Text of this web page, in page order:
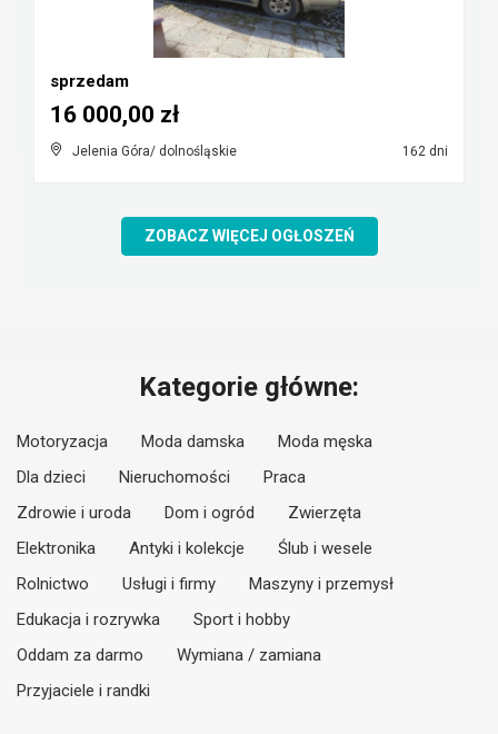
sprzedam
Jelenia Góra/ dolnośląskie 162 dni
16 000,00 zł
ZOBACZ WIĘCEJ OGŁOSZEŃ
Kategorie główne:
Motoryzacja Moda damska
Moda męska
Dla dzieci
Nieruchomości
Praca
Zdrowie i uroda
Dom i ogród
Zwierzęta
Elektronika
Antyki i kolekcje
Ślub i wesele
Rolnictwo
Usługi i firmy
Maszyny i przemysł
Edukacja i rozrywka
Sport i hobby
Oddam za darmo
Wymiana / zamiana
Przyjaciele i randki